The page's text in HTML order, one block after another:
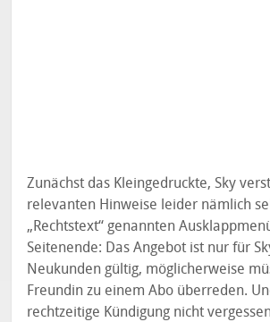
Zunächst das Kleingedruckte, Sky
relevanten Hinweise leider nämlich
„Rechtstext“ genannten
Seitenende: Das Angebot ist nur für
Neukunden gültig, möglicherweise
Freundin zu einem Abo überreden.
rechtzeitige Kündigung nicht